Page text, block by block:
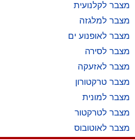
מצבר לקלנועית
מצבר למלגזה
מצבר לאופנוע ים
מצבר לסירה
מצבר לאזעקה
מצבר טרקטורון
מצבר למונית
מצבר לטרקטור
מצבר לאוטובוס